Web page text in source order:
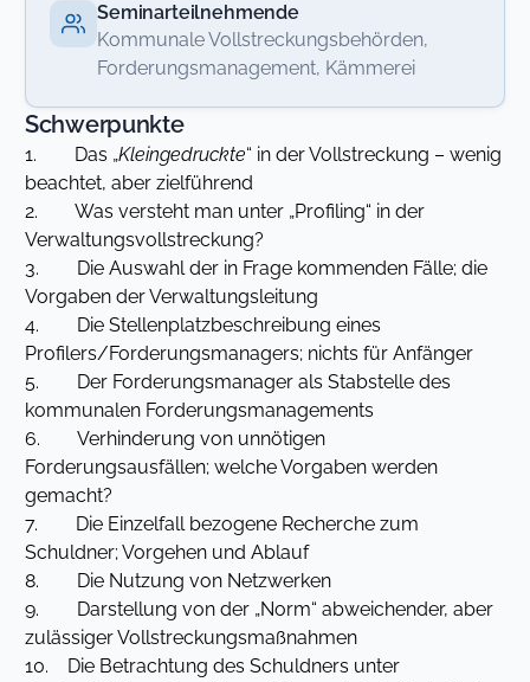
Seminarteilnehmende
Kommunale Vollstreckungsbehörden,
Forderungsmanagement, Kämmerei
Schwerpunkte
1. Das „Kleingedruckte“ in der Vollstreckung – wenig
beachtet, aber zielführend
2. Was versteht man unter „Profiling“ in der
Verwaltungsvollstreckung?
3. Die Auswahl der in Frage kommenden Fälle; die
Vorgaben der Verwaltungsleitung
4. Die Stellenplatzbeschreibung eines
Profilers/Forderungsmanagers; nichts für Anfänger
5. Der Forderungsmanager als Stabstelle des
kommunalen Forderungsmanagements
6. Verhinderung von unnötigen
Forderungsausfällen; welche Vorgaben werden
gemacht?
7. Die Einzelfall bezogene Recherche zum
Schuldner; Vorgehen und Ablauf
8. Die Nutzung von Netzwerken
9. Darstellung von der „Norm“ abweichender, aber
zulässiger Vollstreckungsmaßnahmen
10. Die Betrachtung des Schuldners unter